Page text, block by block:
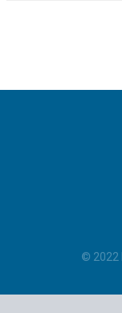
© 2022